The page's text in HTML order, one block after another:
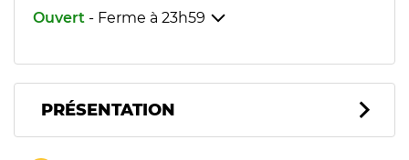
Ouvert - Ferme à 23h59
PRÉSENTATION